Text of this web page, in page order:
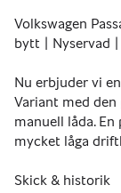
Volkswagen
bytt | Nyservad |
Nu erbjuder vi
Variant med
manuell låda.
mycket låga
Skick & historik